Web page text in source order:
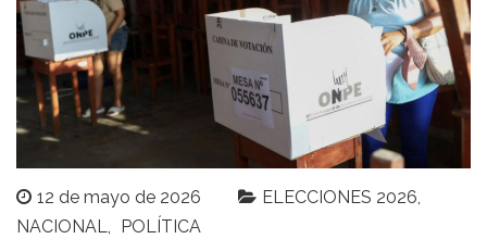
12 de mayo de 2026
ELECCIONES 2026
NACIONAL
POLÍTICA